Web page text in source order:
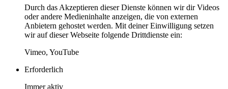
Durch das Akzeptieren dieser Dienste können wir dir Videos
oder andere Medieninhalte anzeigen, die von externen
Anbietern gehostet werden. Mit deiner Einwilligung setzen
wir auf dieser Webseite folgende Drittdienste ein:
Vimeo, YouTube
Erforderlich
Immer aktiv